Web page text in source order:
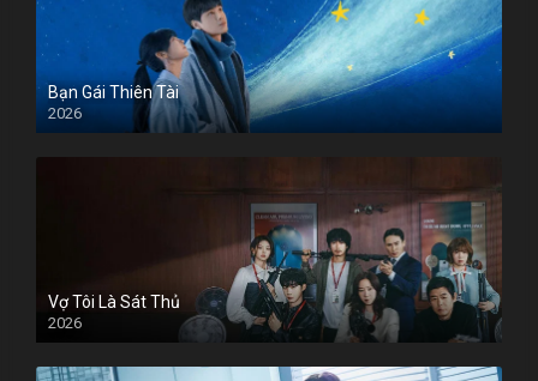
Bạn Gái Thiên Tài
2026
Vợ Tôi Là Sát Thủ
2026